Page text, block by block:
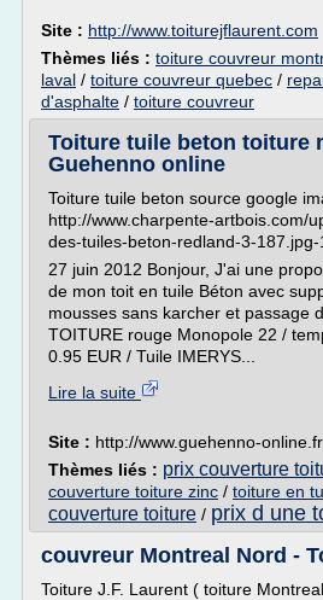
Site : http://www.toiturejflaurent.com
Thèmes liés : toiture couvreur
laval / toiture couvreur quebec /
d'asphalte / toiture couvreur
Toiture tuile beton toiture
Guehenno online
Toiture tuile beton source google
http://www.charpente-artbois.com/
des-tuiles-beton-redland-3-187.jpg-
27 juin 2012 Bonjour, J'ai une
de mon toit en tuile Béton avec
mousses sans karcher et passage
TOITURE rouge Monopole 22 /
0.95 EUR / Tuile IMERYS...
Lire la suite
Site : http://www.guehenno-online.fr
Thèmes liés : prix couverture
couverture toiture zinc / toiture en
couverture toiture / prix d une
couvreur Montreal Nord -
Toiture J.F. Laurent ( toiture